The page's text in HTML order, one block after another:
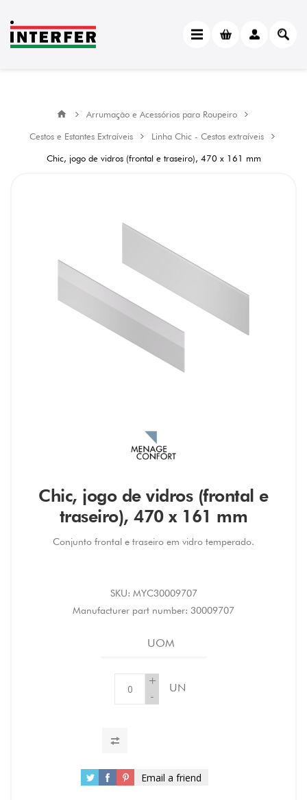
Arrumação e Acessórios para Roupeiro
Cestos e Estantes Extraíveis
Linha Chic - Cestos extraíveis
Chic, jogo de vidros (frontal e traseiro), 470 x 161 mm
Chic, jogo de vidros (frontal e
traseiro), 470 x 161 mm
Conjunto frontal e traseiro em vidro temperado.
SKU: MYC30009707
Manufacturer part number: 30009707
UOM
+
-
UN
Email a friend